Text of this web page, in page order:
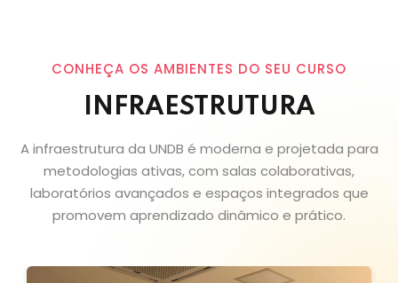
CONHEÇA OS AMBIENTES DO SEU CURSO
INFRAESTRUTURA
A infraestrutura da UNDB é moderna e projetada para
metodologias ativas, com salas colaborativas,
laboratórios avançados e espaços integrados que
promovem aprendizado dinâmico e prático.